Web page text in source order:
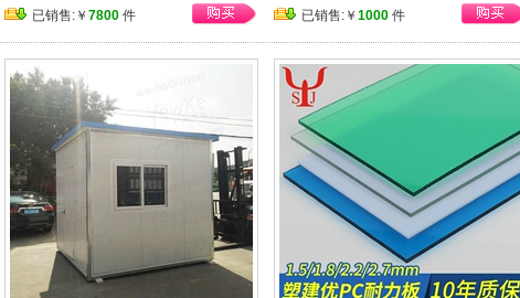
已销售:￥ 7800 件
已销售:￥ 1000 件